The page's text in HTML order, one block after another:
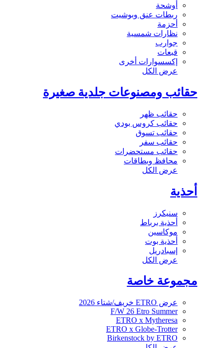
أوشحة
ربطات عنق وبوشيت
أحزمة
نظارات شمسية
جوارب
قبعات
إكسسوارات أخرى
عرض الكل
حقائب ومصنوعات جلدية صغيرة
حقائب ظهر
حقائب كروس بودي
حقائب تسوق
حقائب سفر
حقائب مستحضرات
محافظ وبطاقات
عرض الكل
أحذية
سنيكرز
أحذية برباط
موكاسين
أحذية بوت
إسبادريل
عرض الكل
مجموعة خاصة
عرض ETRO خريف/شتاء 2026
F/W 26 Etro Summer
ETRO x Mytheresa
ETRO x Globe-Trotter
Birkenstock by ETRO